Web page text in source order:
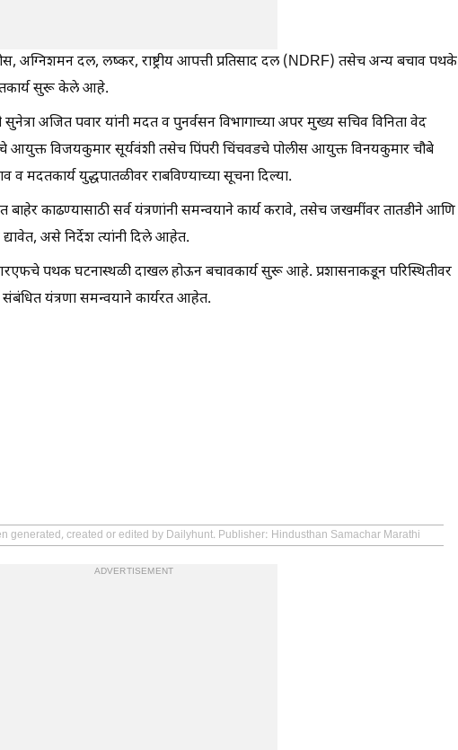
अग्निशमन दल, लष्कर, राष्ट्रीय आपत्ती प्रतिसाद दल (NDRF) तसेच अन्य बचाव पथके
सुरू केले आहे.
सुनेत्रा अजित पवार यांनी मदत व पुनर्वसन विभागाच्या अपर मुख्य सचिव विनिता वेद
आयुक्त विजयकुमार सूर्यवंशी तसेच पिंपरी चिंचवडचे पोलीस आयुक्त विनयकुमार चौबे
व मदतकार्य युद्धपातळीवर राबविण्याच्या सूचना दिल्या.
बाहेर काढण्यासाठी सर्व यंत्रणांनी समन्वयाने कार्य करावे, तसेच जखमींवर तातडीने आणि
असे निर्देश त्यांनी दिले आहेत.
पथक घटनास्थळी दाखल होऊन बचावकार्य सुरू आहे. प्रशासनाकडून परिस्थितीवर
यंत्रणा समन्वयाने कार्यरत आहेत.
generated, created or edited by Dailyhunt. Publisher: Hindusthan Samachar Marathi
ADVERTISEMENT